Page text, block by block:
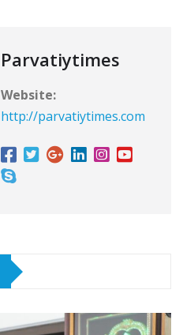
Parvatiytimes
Website:
http://parvatiytimes.com